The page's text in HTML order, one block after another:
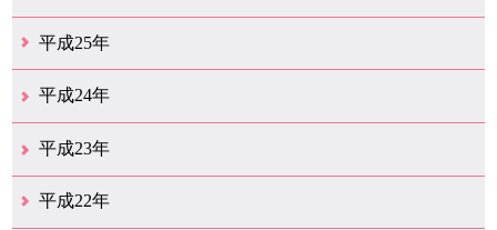
12月（13）
11月（12）
10月（13）
9月（16）
8月（17）
7月（11）
6月（13）
5月（5）
4月（15）
3月（16）
2月（15）
1月（11）
平成25年
12月（18）
11月（8）
10月（12）
9月（12）
8月（10）
7月（11）
6月（10）
5月（10）
4月（13）
3月（15）
2月（17）
1月（9）
平成24年
12月（11）
11月（9）
10月（9）
9月（13）
8月（7）
7月（11）
6月（10）
5月（14）
4月（9）
3月（17）
2月（6）
1月（20）
平成23年
12月（14）
11月（17）
10月（24）
9月（16）
8月（18）
7月（12）
6月（15）
5月（19）
4月（20）
3月（13）
2月（6）
1月（4）
平成22年